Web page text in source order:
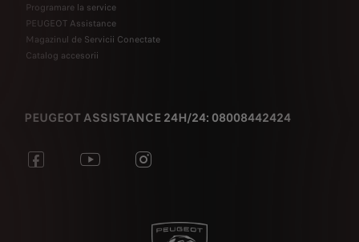
Programare la service
PEUGEOT Assistance
Magazinul de Servicii Conectate
Catalog accesorii
PEUGEOT ASSISTANCE 24H/24: 08008442424